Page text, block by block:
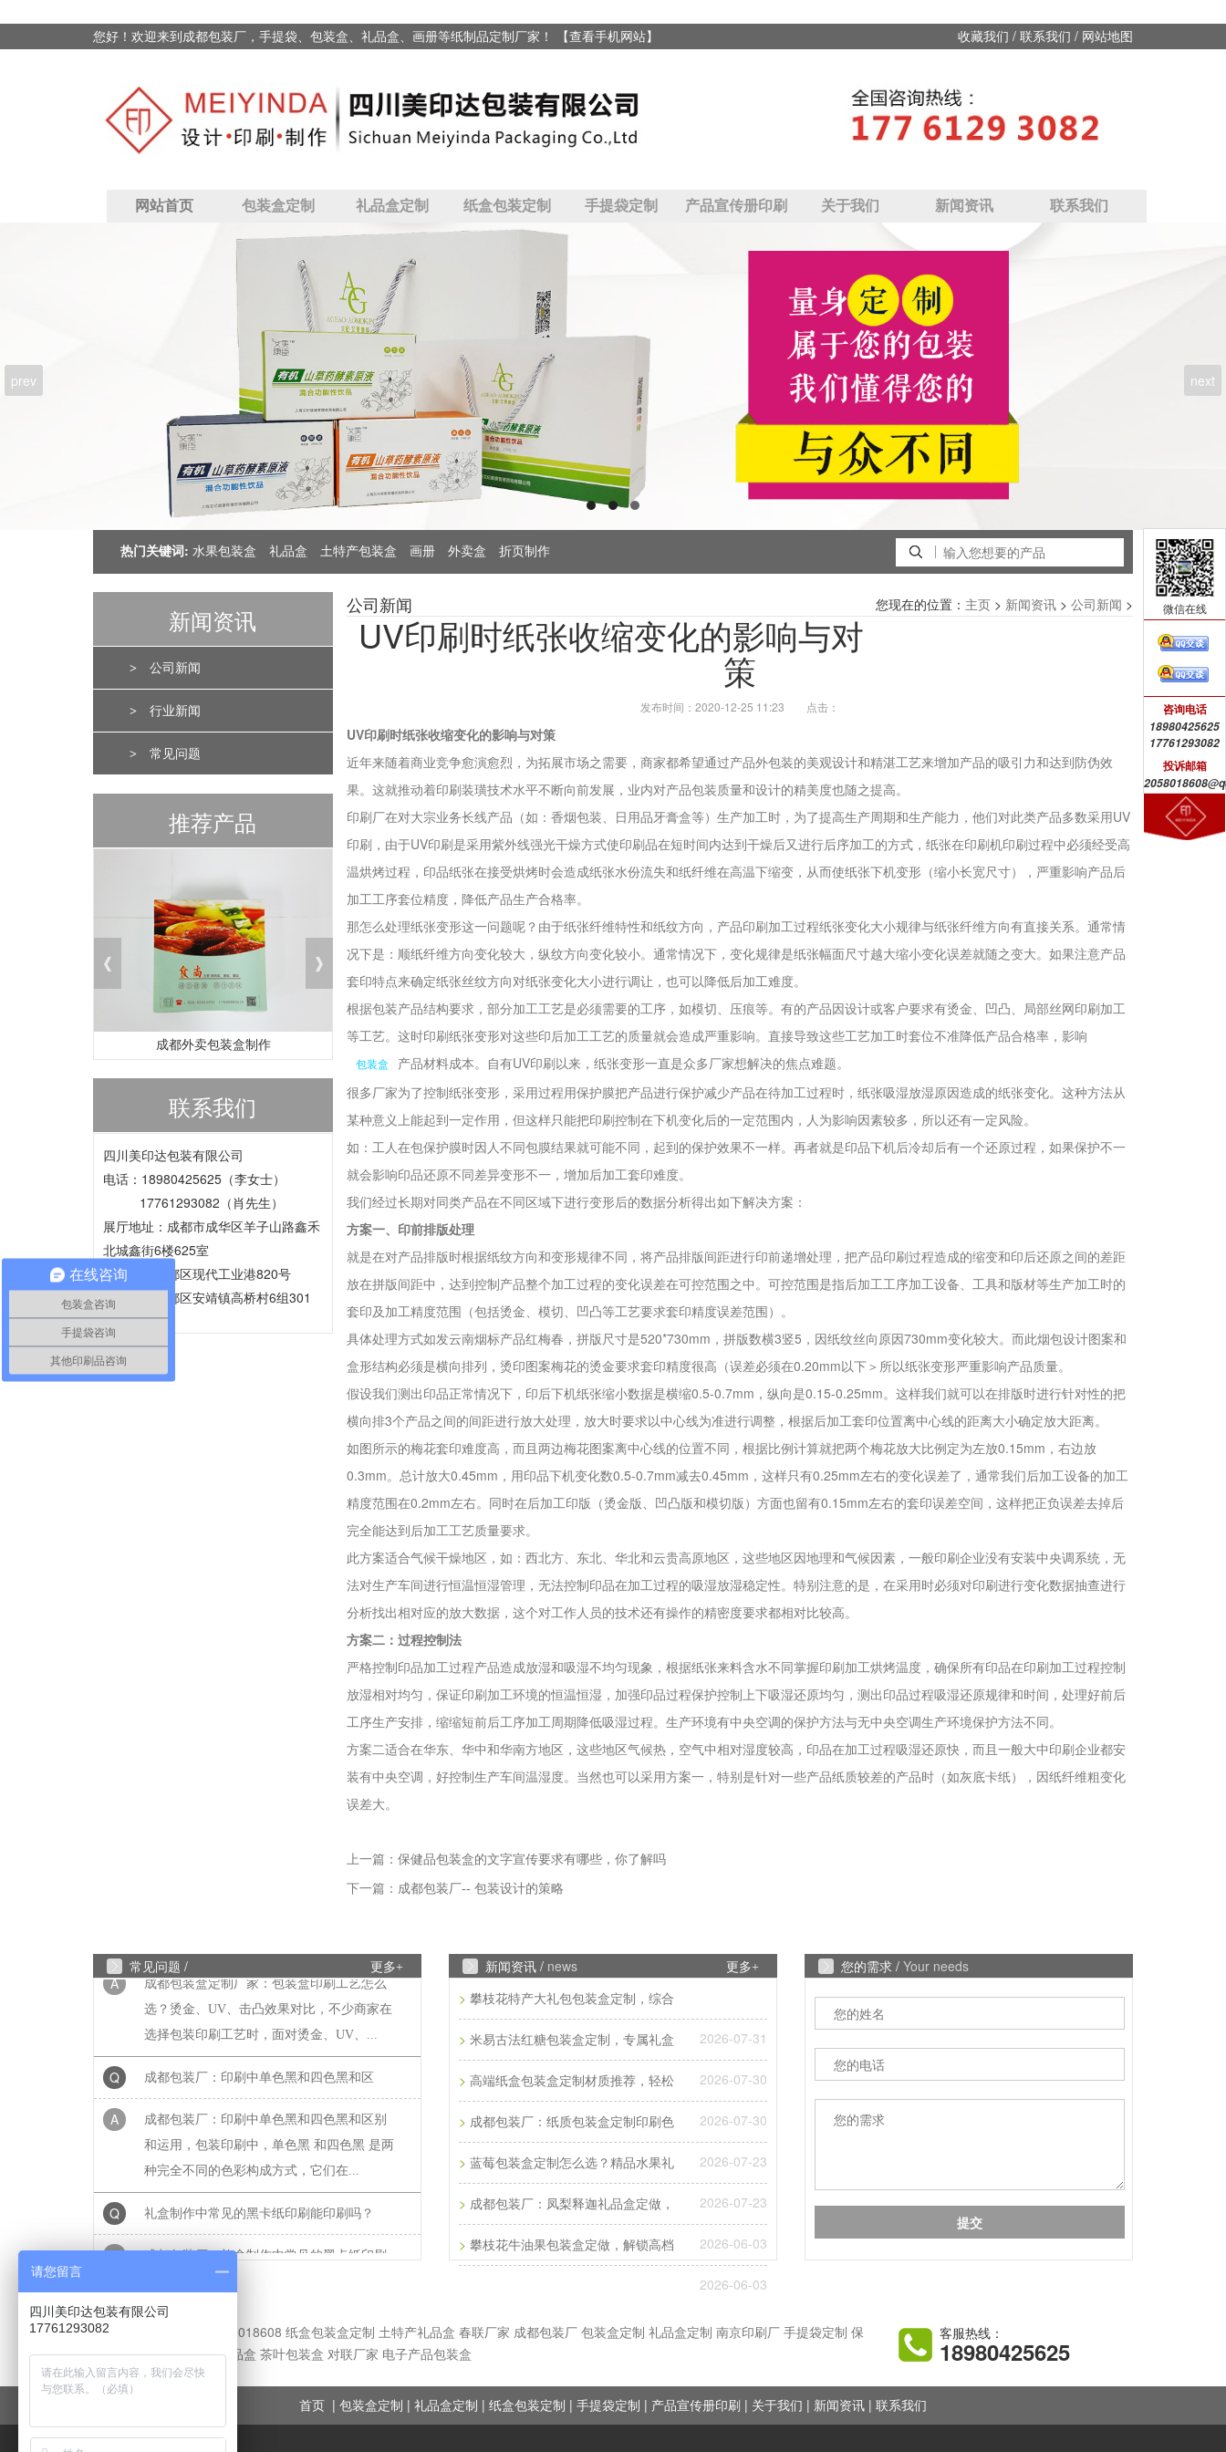
您好！欢迎来到成都包装厂，手提袋、包装盒、礼品盒、画册等纸制品定制厂家！ 【查看手机网站】 收藏我们 / 联系我们 / 网站地图
网站首页 包装盒定制 礼品盒定制 纸盒包装定制 手提袋定制 产品宣传册印刷 关于我们 新闻资讯 联系我们
prev next
热门关键词: 水果包装盒 礼品盒 土特产包装盒 画册 外卖盒 折页制作
新闻资讯
> 公司新闻
> 行业新闻
> 常见问题
推荐产品
成都外卖包装盒制作
联系我们
四川美印达包装有限公司
电话：18980425625（李女士）
17761293082（肖先生）
展厅地址：成都市成华区羊子山路鑫禾
北城鑫街6楼625室
精装厂：郫都区现代工业港820号
普装厂：郫都区安靖镇高桥村6组301
号
公司新闻 您现在的位置： 主页 > 新闻资讯 > 公司新闻 >
UV印刷时纸张收缩变化的影响与对
策
发布时间：2020-12-25 11:23 点击：
UV印刷时纸张收缩变化的影响与对策
近年来随着商业竞争愈演愈烈，为拓展市场之需要，商家都希望通过产品外包装的美观设计和精湛工艺来增加产品的吸引力和达到防伪效
果。这就推动着印刷装璜技术水平不断向前发展，业内对产品包装质量和设计的精美度也随之提高。
印刷厂在对大宗业务长线产品（如：香烟包装、日用品牙膏盒等）生产加工时，为了提高生产周期和生产能力，他们对此类产品多数采用UV
印刷，由于UV印刷是采用紫外线强光干燥方式使印刷品在短时间内达到干燥后又进行后序加工的方式，纸张在印刷机印刷过程中必须经受高
温烘烤过程，印品纸张在接受烘烤时会造成纸张水份流失和纸纤维在高温下缩变，从而使纸张下机变形（缩小长宽尺寸），严重影响产品后
加工工序套位精度，降低产品生产合格率。
那怎么处理纸张变形这一问题呢？由于纸张纤维特性和纸纹方向，产品印刷加工过程纸张变化大小规律与纸张纤维方向有直接关系。通常情
况下是：顺纸纤维方向变化较大，纵纹方向变化较小。通常情况下，变化规律是纸张幅面尺寸越大缩小变化误差就随之变大。如果注意产品
套印特点来确定纸张丝纹方向对纸张变化大小进行调让，也可以降低后加工难度。
根据包装产品结构要求，部分加工工艺是必须需要的工序，如模切、压痕等。有的产品因设计或客户要求有烫金、凹凸、局部丝网印刷加工
等工艺。这时印刷纸张变形对这些印后加工工艺的质量就会造成严重影响。直接导致这些工艺加工时套位不准降低产品合格率，影响
包装盒
产品材料成本。自有UV印刷以来，纸张变形一直是众多厂家想解决的焦点难题。
很多厂家为了控制纸张变形，采用过程用保护膜把产品进行保护减少产品在待加工过程时，纸张吸湿放湿原因造成的纸张变化。这种方法从
某种意义上能起到一定作用，但这样只能把印刷控制在下机变化后的一定范围内，人为影响因素较多，所以还有一定风险。
如：工人在包保护膜时因人不同包膜结果就可能不同，起到的保护效果不一样。再者就是印品下机后冷却后有一个还原过程，如果保护不一
就会影响印品还原不同差异变形不一，增加后加工套印难度。
我们经过长期对同类产品在不同区域下进行变形后的数据分析得出如下解决方案：
方案一、印前排版处理
就是在对产品排版时根据纸纹方向和变形规律不同，将产品排版间距进行印前递增处理，把产品印刷过程造成的缩变和印后还原之间的差距
放在拼版间距中，达到控制产品整个加工过程的变化误差在可控范围之中。可控范围是指后加工工序加工设备、工具和版材等生产加工时的
套印及加工精度范围（包括烫金、模切、凹凸等工艺要求套印精度误差范围）。
具体处理方式如发云南烟标产品红梅春，拼版尺寸是520*730mm，拼版数横3竖5，因纸纹丝向原因730mm变化较大。而此烟包设计图案和
盒形结构必须是横向排列，烫印图案梅花的烫金要求套印精度很高（误差必须在0.20mm以下＞所以纸张变形严重影响产品质量。
假设我们测出印品正常情况下，印后下机纸张缩小数据是横缩0.5-0.7mm，纵向是0.15-0.25mm。这样我们就可以在排版时进行针对性的把
横向排3个产品之间的间距进行放大处理，放大时要求以中心线为准进行调整，根据后加工套印位置离中心线的距离大小确定放大距离。
如图所示的梅花套印难度高，而且两边梅花图案离中心线的位置不同，根据比例计算就把两个梅花放大比例定为左放0.15mm，右边放
0.3mm。总计放大0.45mm，用印品下机变化数0.5-0.7mm减去0.45mm，这样只有0.25mm左右的变化误差了，通常我们后加工设备的加工
精度范围在0.2mm左右。同时在后加工印版（烫金版、凹凸版和模切版）方面也留有0.15mm左右的套印误差空间，这样把正负误差去掉后
完全能达到后加工工艺质量要求。
此方案适合气候干燥地区，如：西北方、东北、华北和云贵高原地区，这些地区因地理和气候因素，一般印刷企业没有安装中央调系统，无
法对生产车间进行恒温恒湿管理，无法控制印品在加工过程的吸湿放湿稳定性。特别注意的是，在采用时必须对印刷进行变化数据抽查进行
分析找出相对应的放大数据，这个对工作人员的技术还有操作的精密度要求都相对比较高。
方案二：过程控制法
严格控制印品加工过程产品造成放湿和吸湿不均匀现象，根据纸张来料含水不同掌握印刷加工烘烤温度，确保所有印品在印刷加工过程控制
放湿相对均匀，保证印刷加工环境的恒温恒湿，加强印品过程保护控制上下吸湿还原均匀，测出印品过程吸湿还原规律和时间，处理好前后
工序生产安排，缩缩短前后工序加工周期降低吸湿过程。生产环境有中央空调的保护方法与无中央空调生产环境保护方法不同。
方案二适合在华东、华中和华南方地区，这些地区气候热，空气中相对湿度较高，印品在加工过程吸湿还原快，而且一般大中印刷企业都安
装有中央空调，好控制生产车间温湿度。当然也可以采用方案一，特别是针对一些产品纸质较差的产品时（如灰底卡纸），因纸纤维粗变化
误差大。
上一篇： 保健品包装盒的文字宣传要求有哪些，你了解吗
下一篇： 成都包装厂-- 包装设计的策略
常见问题 / 更多+
成都包装厂：纸质包装盒定制材质厚度选择
承重与成本平衡技巧。纸质包装盒定制的厚
度选择，核心是匹配产品承重需求。...
提前规避技巧，纸质包装盒定制最常见的破
损问题的是运输过程中的挤压破损，...
A
成都包装盒定制厂家：包装盒印刷工艺怎么
选？烫金、UV、击凸效果对比，不少商家在
选择包装印刷工艺时，面对烫金、UV、...
Q 成都包装厂：印刷中单色黑和四色黑和区
A
成都包装厂：印刷中单色黑和四色黑和区别
和运用，包装印刷中，单色黑 和四色黑 是两
种完全不同的色彩构成方式，它们在...
Q 礼盒制作中常见的黑卡纸印刷能印刷吗？
A
成都包装厂：礼盒制作中常见的黑卡纸印刷
能印刷吗？常见工艺：专色印刷、UV、烫
金、压纹、凹凸....... 广泛适用于：保健...
水果纸箱、水果包装盒常见尺寸
A
成都包装厂：水果纸箱、水果包装盒尺寸，
纸箱常见类型：物流纸箱、飞机盒、手提纸
箱、快递纸箱等，一般来说普通纸箱都...
新闻资讯 / news 更多+
> 攀枝花特产大礼包包装盒定制，综合
2026-07-31
> 米易古法红糖包装盒定制，专属礼盒
2026-07-30
> 高端纸盒包装盒定制材质推荐，轻松
2026-07-30
> 成都包装厂：纸质包装盒定制印刷色
2026-07-23
> 蓝莓包装盒定制怎么选？精品水果礼
2026-07-23
> 成都包装厂：凤梨释迦礼品盒定做，
2026-06-03
> 攀枝花牛油果包装盒定做，解锁高档
2026-06-03
您的需求 / Your needs
友链交换QQ：2058018608 纸盒包装盒定制 土特产礼品盒 春联厂家 成都包装厂 包装盒定制 礼品盒定制 南京印刷厂 手提袋定制 保
健品包装盒 水果礼品盒 茶叶包装盒 对联厂家 电子产品包装盒
客服热线：
18980425625
首页 | 包装盒定制 | 礼品盒定制 | 纸盒包装定制 | 手提袋定制 | 产品宣传册印刷 | 关于我们 | 新闻资讯 | 联系我们
微信在线
咨询电话
18980425625
17761293082
投诉邮箱
在线咨询
包装盒咨询
手提袋咨询
其他印刷品咨询
请您留言
四川美印达包装有限公司
17761293082